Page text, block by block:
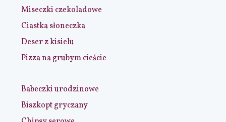
Miseczki czekoladowe
Ciastka słoneczka
Deser z kisielu
Pizza na grubym cieście
Babeczki urodzinowe
Biszkopt gryczany